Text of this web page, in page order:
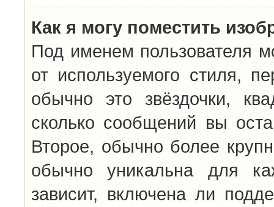
Как я могу поместить
Под именем пользователя
от используемого стиля,
обычно это звёздочки,
сколько сообщений вы
Второе, обычно более
обычно уникальна для
зависит, включена ли